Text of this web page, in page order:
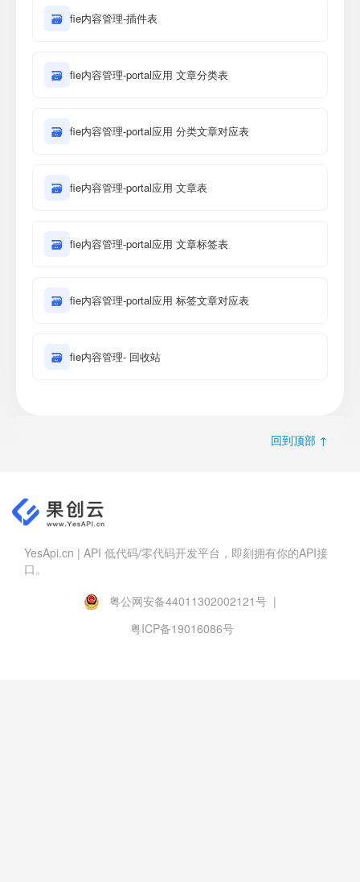
🗃 fie内容管理-插件表
🗃 fie内容管理-portal应用 文章分类表
🗃 fie内容管理-portal应用 分类文章对应表
🗃 fie内容管理-portal应用 文章表
🗃 fie内容管理-portal应用 文章标签表
🗃 fie内容管理-portal应用 标签文章对应表
🗃 fie内容管理- 回收站
回到顶部 ↑
YesApi.cn | API 低代码/零代码开发平台，即刻拥有你的API接
口。
粤公网安备44011302002121号 |
粤ICP备19016086号